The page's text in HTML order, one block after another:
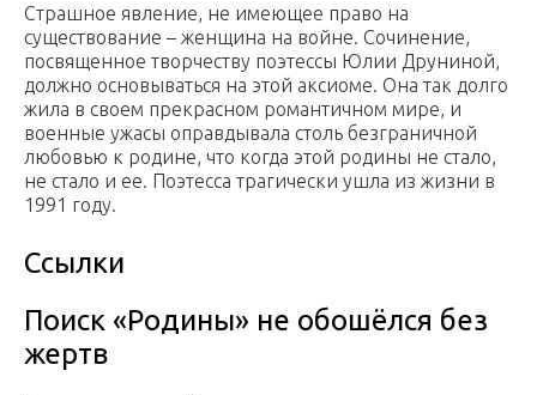
Страшное явление, не имеющее право на
существование – женщина на войне. Сочинение,
посвященное творчеству поэтессы Юлии Друниной,
должно основываться на этой аксиоме. Она так долго
жила в своем прекрасном романтичном мире, и
военные ужасы оправдывала столь безграничной
любовью к родине, что когда этой родины не стало,
не стало и ее. Поэтесса трагически ушла из жизни в
1991 году.
Ссылки
Поиск «Родины» не обошёлся без
жертв